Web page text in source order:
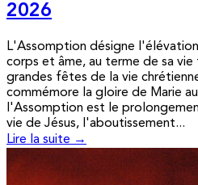
2026
L'Assomption désigne
corps et âme, au terme de sa
grandes fêtes de la vie
commémore la gloire de Marie
l'Assomption est le
vie de Jésus, l'aboutissement...
Lire la suite →